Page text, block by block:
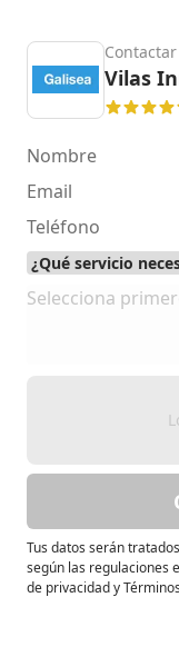
Vilas
Tus datos serán
según las regulaciones
de privacidad y